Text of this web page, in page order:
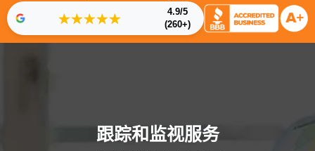
★★★★★
4.9/5
(260+)
跟踪和监视服务